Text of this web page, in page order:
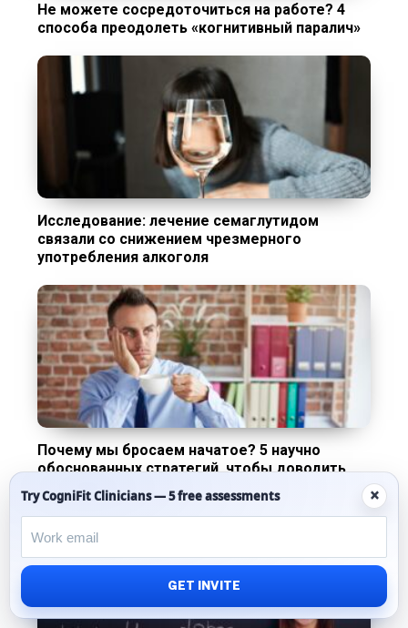
Не можете сосредоточиться на работе? 4
способа преодолеть «когнитивный паралич»
Исследование: лечение семаглутидом
связали со снижением чрезмерного
употребления алкоголя
Почему мы бросаем начатое? 5 научно
обоснованных стратегий, чтобы доводить
дела до конца
Try CogniFit Clinicians — 5 free assessments ×
GET INVITE